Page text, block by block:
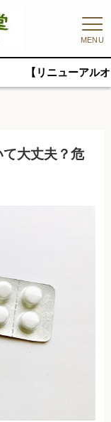
MENU
ューアルオープンキ
大丈夫？危